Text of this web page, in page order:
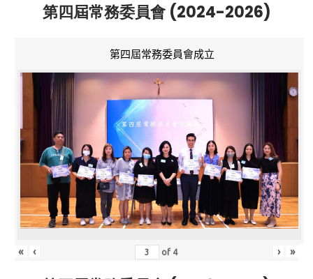
第四屆常務委員會 (2024-2026)
第四屆常務委員會成立
« ‹ of 4 › »